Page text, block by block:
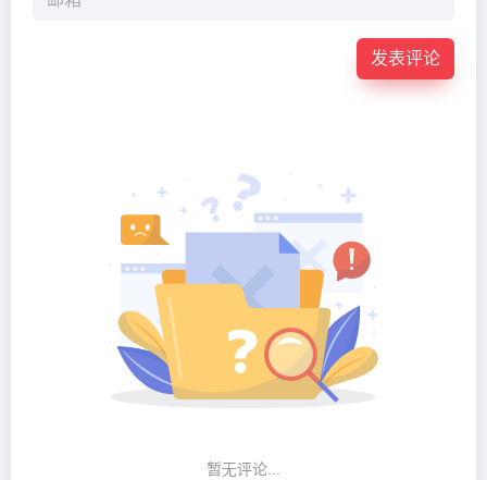
发表评论
暂无评论...